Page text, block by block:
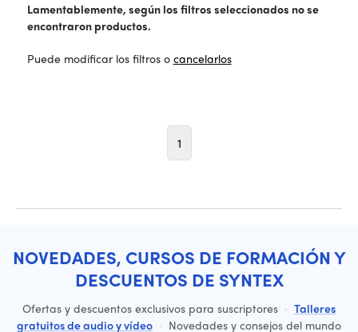
Lamentablemente, según los filtros seleccionados no se
encontraron productos.
Puede modificar los filtros o cancelarlos
1
NOVEDADES, CURSOS DE FORMACIÓN Y
DESCUENTOS DE SYNTEX
Ofertas y descuentos exclusivos para suscriptores · Talleres
gratuitos de audio y vídeo · Novedades y consejos del mundo